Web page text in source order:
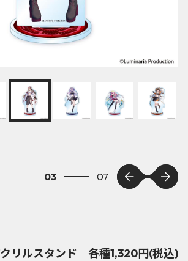
03 07
リルスタンド 各種1,320円(税込)